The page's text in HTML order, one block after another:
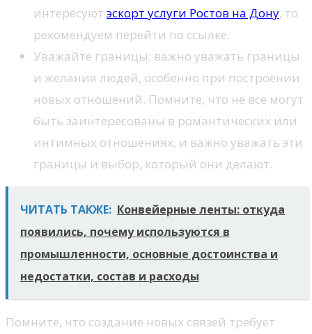
интересуют эскорт услуги Ростов на Дону, то
рекомендуем перейти по ссылке.
Уважайте границы: важно уважать границы
и желания людей, особенно при построении
новых отношений. Помните, что не все могут
быть заинтересованы в романтических или
интимных отношениях, и важно уважать эти
границы и выбор, который они делают.
ЧИТАТЬ ТАКЖЕ: Конвейерные ленты: откуда
появились, почему используются в
промышленности, основные достоинства и
недостатки, состав и расходы
Помните, что создание новых связей требует